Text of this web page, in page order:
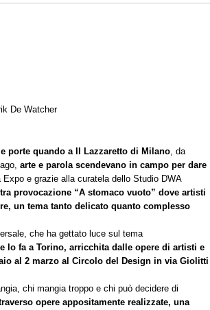
De Watcher
porte quando a Il Lazzaretto di Milano, da
arte e parola scendevano in campo per dare
e grazie alla curatela dello Studio DWA
provocazione “A stomaco vuoto” dove artisti
un tema tanto delicato quanto complesso
che ha gettato luce sul tema
e lo fa a Torino, arricchita dalle opere di artisti e
al 2 marzo al Circolo del Design in via Giolitti
chi mangia troppo e chi può decidere di
opere appositamente realizzate, una